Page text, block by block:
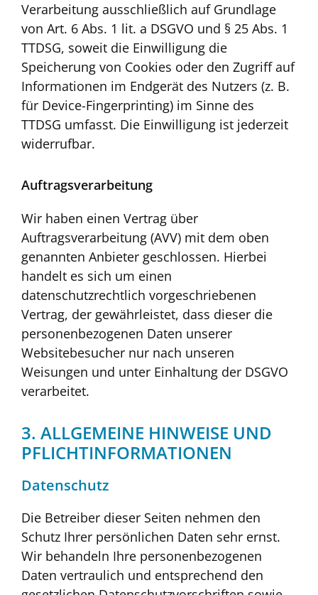
Verarbeitung ausschließlich auf Grundlage
von Art. 6 Abs. 1 lit. a DSGVO und § 25 Abs. 1
TTDSG, soweit die Einwilligung die
Speicherung von Cookies oder den Zugriff auf
Informationen im Endgerät des Nutzers (z. B.
für Device-Fingerprinting) im Sinne des
TTDSG umfasst. Die Einwilligung ist jederzeit
widerrufbar.
Auftragsverarbeitung
Wir haben einen Vertrag über
Auftragsverarbeitung (AVV) mit dem oben
genannten Anbieter geschlossen. Hierbei
handelt es sich um einen
datenschutzrechtlich vorgeschriebenen
Vertrag, der gewährleistet, dass dieser die
personenbezogenen Daten unserer
Websitebesucher nur nach unseren
Weisungen und unter Einhaltung der DSGVO
verarbeitet.
3. ALLGEMEINE HINWEISE UND
PFLICHT­INFORMATIONEN
Datenschutz
Die Betreiber dieser Seiten nehmen den
Schutz Ihrer persönlichen Daten sehr ernst.
Wir behandeln Ihre personenbezogenen
Daten vertraulich und entsprechend den